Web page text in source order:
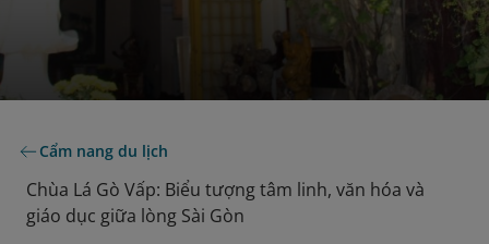
Cẩm nang du lịch
Chùa Lá Gò Vấp: Biểu tượng tâm linh, văn hóa và
giáo dục giữa lòng Sài Gòn